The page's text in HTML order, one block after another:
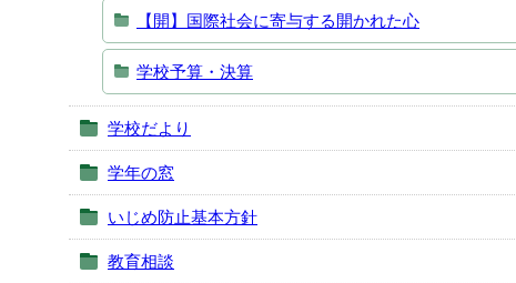
【開】国際社会に寄与する開かれた心
学校予算・決算
学校だより
学年の窓
いじめ防止基本方針
教育相談